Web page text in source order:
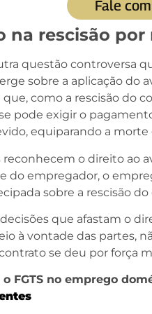
Fale
na rescisão
questão controversa
sobre a aplicação do
como a rescisão do
pode exigir o
equiparando a
reconhecem o direito ao
do empregador, o
sobre a rescisão
que afastam o
à vontade das partes,
se deu por força
FGTS no emprego